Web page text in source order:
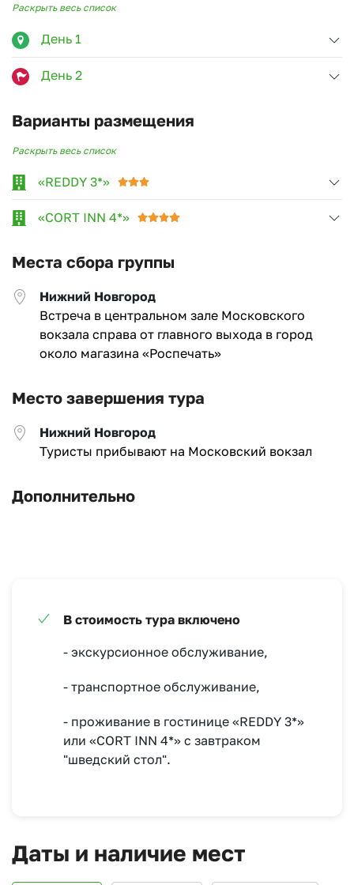
Раскрыть весь список
День 1
День 2
Варианты размещения
Раскрыть весь список
«REDDY 3*»
«CORT INN 4*»
Места сбора группы
Нижний Новгород
Встреча в центральном зале Московского
вокзала справа от главного выхода в город
около магазина «Роспечать»
Место завершения тура
Нижний Новгород
Туристы прибывают на Московский вокзал
Дополнительно
В стоимость тура включено
- экскурсионное обслуживание,
- транспортное обслуживание,
- проживание в гостинице «REDDY 3*»
или «CORT INN 4*» с завтраком
"шведский стол".
Даты и наличие мест